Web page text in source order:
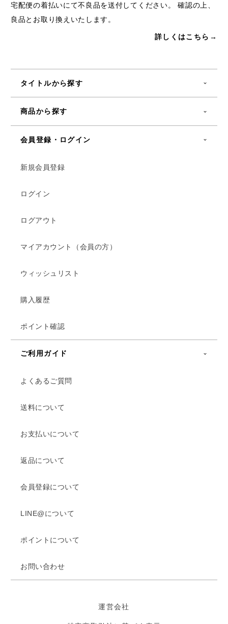
宅配便の着払いにて不良品を送付してください。 確認の上、
良品とお取り換えいたします。
詳しくはこちら→
タイトルから探す
商品から探す
会員登録・ログイン
新規会員登録
ログイン
ログアウト
マイアカウント（会員の方）
ウィッシュリスト
購入履歴
ポイント確認
ご利用ガイド
よくあるご質問
送料について
お支払いについて
返品について
会員登録について
LINE@について
ポイントについて
お問い合わせ
運営会社